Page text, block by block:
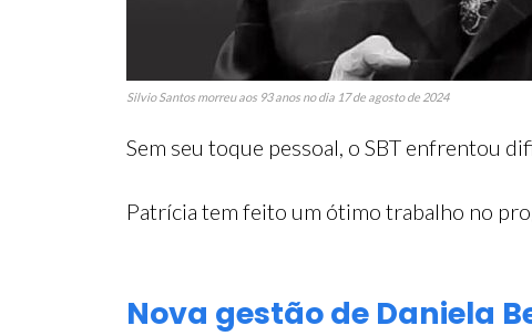
Silvio Santos morreu aos 93 anos no dia 17 de agosto de 2024
Sem seu toque pessoal, o SBT enfrentou
Patrícia tem feito um ótimo trabalho no
Nova gestão de Daniela